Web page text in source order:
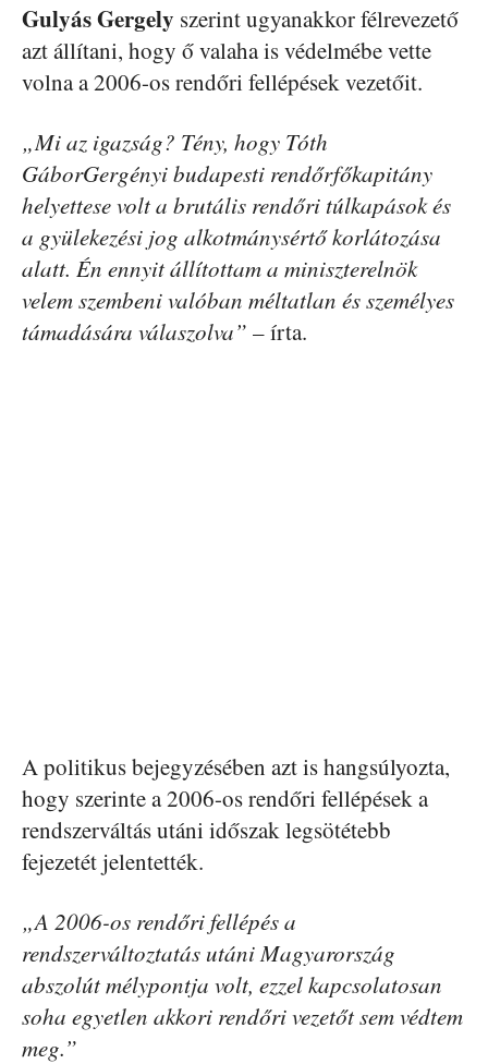
Gulyás Gergely szerint ugyanakkor félrevezető
azt állítani, hogy ő valaha is védelmébe vette
volna a 2006-os rendőri fellépések vezetőit.
„Mi az igazság? Tény, hogy Tóth
GáborGergényi budapesti rendőrfőkapitány
helyettese volt a brutális rendőri túlkapások és
a gyülekezési jog alkotmánysértő korlátozása
alatt. Én ennyit állítottam a miniszterelnök
velem szembeni valóban méltatlan és személyes
támadására válaszolva” – írta.
A politikus bejegyzésében azt is hangsúlyozta,
hogy szerinte a 2006-os rendőri fellépések a
rendszerváltás utáni időszak legsötétebb
fejezetét jelentették.
„A 2006-os rendőri fellépés a
rendszerváltoztatás utáni Magyarország
abszolút mélypontja volt, ezzel kapcsolatosan
soha egyetlen akkori rendőri vezetőt sem védtem
meg.”